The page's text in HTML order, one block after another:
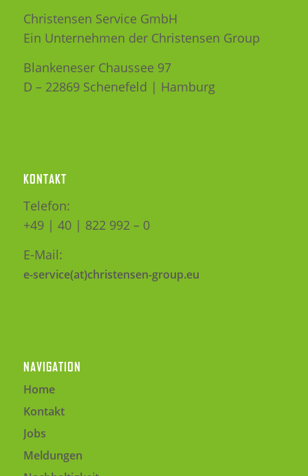
Christensen Service GmbH
Ein Unternehmen der Christensen Group
Blankeneser Chaussee 97
D – 22869 Schenefeld | Hamburg
KONTAKT
Telefon:
+49 | 40 | 822 992 – 0
E-Mail:
e-service(at)christensen-group.eu
NAVIGATION
Home
Kontakt
Jobs
Meldungen